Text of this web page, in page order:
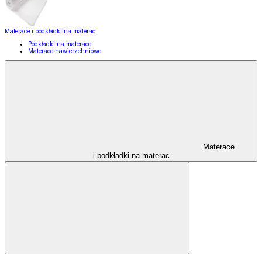
Materace i podkładki na materac
Podkładki na materace
Materace nawierzchniowe
Materace
i podkładki na materac